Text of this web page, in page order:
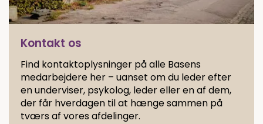
Kontakt os
Find kontaktoplysninger på alle Basens
medarbejdere her – uanset om du leder efter
en underviser, psykolog, leder eller en af dem,
der får hverdagen til at hænge sammen på
tværs af vores afdelinger.